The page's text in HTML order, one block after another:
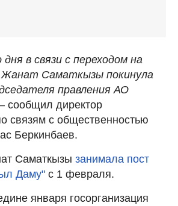
в связи с переходом на
Жанат Саматкызы покинула
правления АО
сообщил директор
связям с общественностью
Беркинбаев.
Саматкызы занимала пост
Даму" с 1 февраля.
января госорганизация